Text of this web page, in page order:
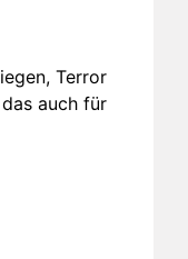
Terror
auch für